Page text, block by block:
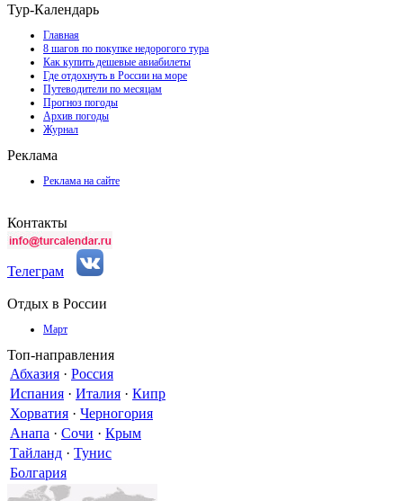
Тур-Календарь
Главная
8 шагов по покупке недорогого тура
Как купить дешевые авиабилеты
Где отдохнуть в России на море
Путеводители по месяцам
Прогноз погоды
Архив погоды
Журнал
Реклама
Реклама на сайте
Контакты
Телеграм
Отдых в России
Март
Топ-направления
Абхазия · Россия
Испания · Италия · Кипр
Хорватия · Черногория
Анапа · Сочи · Крым
Тайланд · Тунис
Болгария